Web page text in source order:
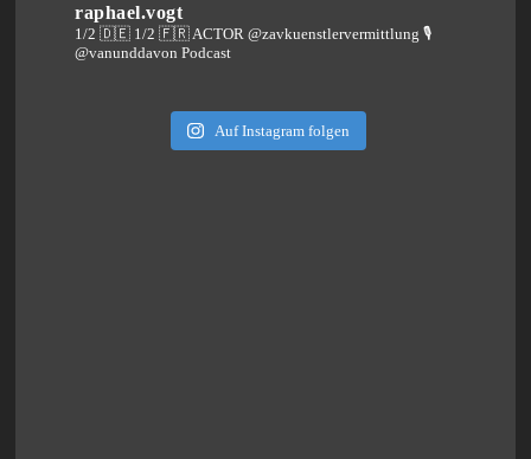
raphael.vogt
1/2 🇩🇪 1/2 🇫🇷 ACTOR @zavkuenstlervermittlung🎙️
@vanunddavon Podcast
Auf Instagram folgen